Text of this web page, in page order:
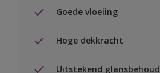
Goede vloeiing
Hoge dekkracht
Uitstekend glansbehoud